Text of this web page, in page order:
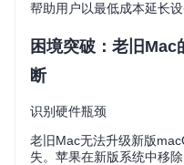
帮助用户以最低成本延长设
困境突破：老旧
断
识别硬件瓶颈
老旧Mac无法升级新版
失。苹果在新版系统中移